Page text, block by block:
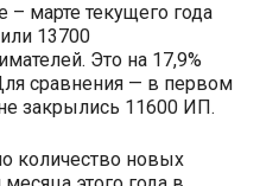
марте текущего года
13700
Это на 17,9%
сравнения — в первом
закрылись 11600 ИП.
количество новых